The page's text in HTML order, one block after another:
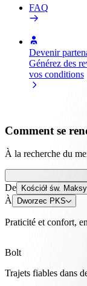
FAQ
Devenir
Générez des
vos conditions
Comment se
À la recherche du
De Kościół św.
À Dworzec PKS
Praticité et confort,
Bolt
Trajets fiables dans